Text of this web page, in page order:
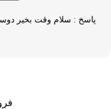
پاسخ : سلام وقت بخیر